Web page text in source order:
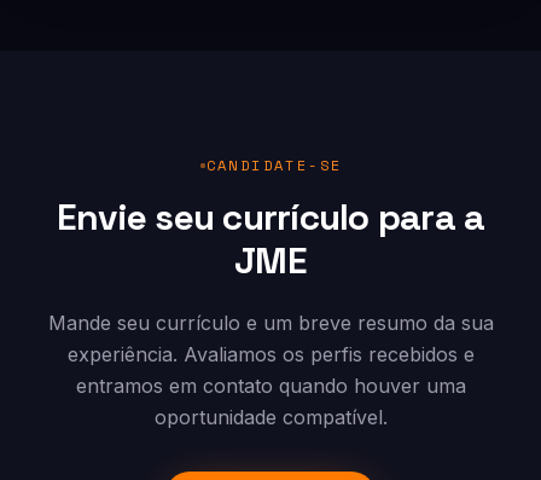
CANDIDATE-SE
Envie seu currículo para a
JME
Mande seu currículo e um breve resumo da sua
experiência. Avaliamos os perfis recebidos e
entramos em contato quando houver uma
oportunidade compatível.